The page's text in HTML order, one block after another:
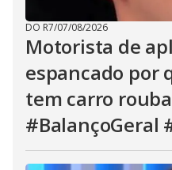
DO R7/07/08/2026
Motorista de
espancado por
tem carro
#BalançoGeral